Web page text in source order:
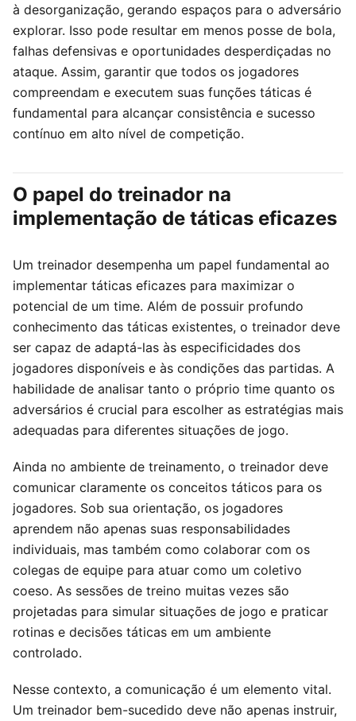
à desorganização, gerando espaços para o adversário
explorar. Isso pode resultar em menos posse de bola,
falhas defensivas e oportunidades desperdiçadas no
ataque. Assim, garantir que todos os jogadores
compreendam e executem suas funções táticas é
fundamental para alcançar consistência e sucesso
contínuo em alto nível de competição.
O papel do treinador na
implementação de táticas eficazes
Um treinador desempenha um papel fundamental ao
implementar táticas eficazes para maximizar o
potencial de um time. Além de possuir profundo
conhecimento das táticas existentes, o treinador deve
ser capaz de adaptá-las às especificidades dos
jogadores disponíveis e às condições das partidas. A
habilidade de analisar tanto o próprio time quanto os
adversários é crucial para escolher as estratégias mais
adequadas para diferentes situações de jogo.
Ainda no ambiente de treinamento, o treinador deve
comunicar claramente os conceitos táticos para os
jogadores. Sob sua orientação, os jogadores
aprendem não apenas suas responsabilidades
individuais, mas também como colaborar com os
colegas de equipe para atuar como um coletivo
coeso. As sessões de treino muitas vezes são
projetadas para simular situações de jogo e praticar
rotinas e decisões táticas em um ambiente
controlado.
Nesse contexto, a comunicação é um elemento vital.
Um treinador bem-sucedido deve não apenas instruir,